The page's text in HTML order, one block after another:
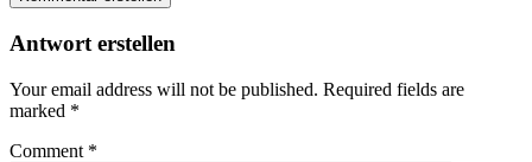
Antwort erstellen
Your email address will not be published. Required fields are
marked *
Comment *